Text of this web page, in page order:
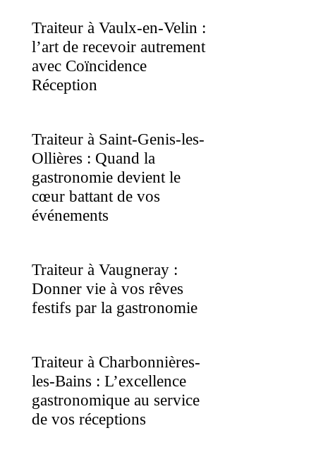
Traiteur à Vaulx-en-Velin :
l’art de recevoir autrement
avec Coïncidence
Réception
Traiteur à Saint-Genis-les-
Ollières : Quand la
gastronomie devient le
cœur battant de vos
événements
Traiteur à Vaugneray :
Donner vie à vos rêves
festifs par la gastronomie
Traiteur à Charbonnières-
les-Bains : L’excellence
gastronomique au service
de vos réceptions